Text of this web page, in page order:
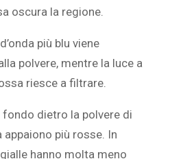
oscura la regione.
più blu viene
polvere, mentre la luce a
riesce a filtrare.
dietro la polvere di
più rosse. In
hanno molta meno